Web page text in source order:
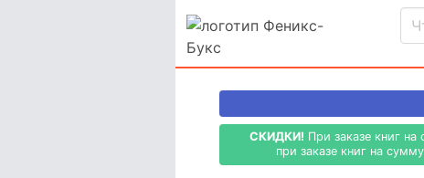
СКИДКИ! При заказе книг на
при заказе книг на